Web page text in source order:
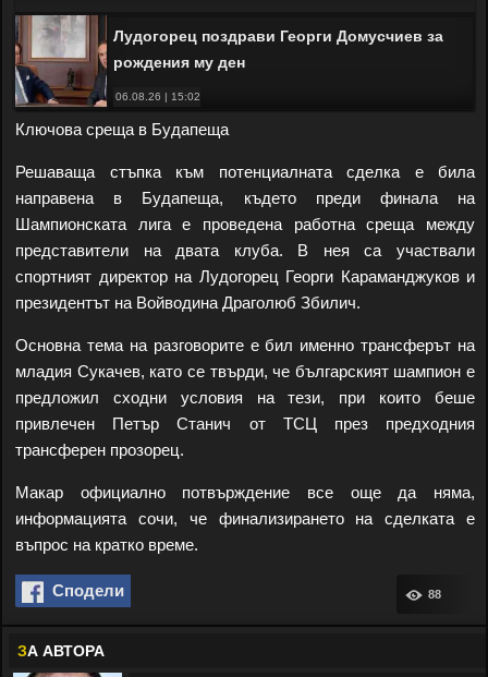
06.08.26 | 15:02
Лудогорец поздрави Георги Домусчиев за
рождения му ден
Ключова среща в Будапеща
Решаваща стъпка към потенциалната сделка е била
направена в Будапеща, където преди финала на
Шампионската лига е проведена работна среща между
представители на двата клуба. В нея са участвали
спортният директор на Лудогорец Георги Караманджуков и
президентът на Войводина Драголюб Збилич.
Основна тема на разговорите е бил именно трансферът на
младия Сукачев, като се твърди, че българският шампион е
предложил сходни условия на тези, при които беше
привлечен Петър Станич от ТСЦ през предходния
трансферен прозорец.
Макар официално потвърждение все още да няма,
информацията сочи, че финализирането на сделката е
въпрос на кратко време.
Сподели 88
ЗА АВТОРА